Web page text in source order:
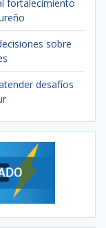
fortalecimiento
sobre
desafíos